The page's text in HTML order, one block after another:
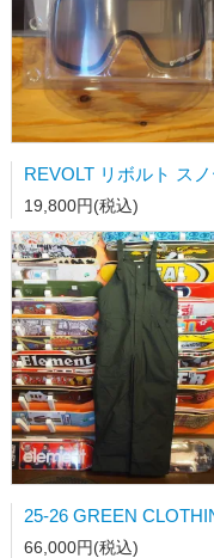
19,800円(税込)
66,000円(税込)